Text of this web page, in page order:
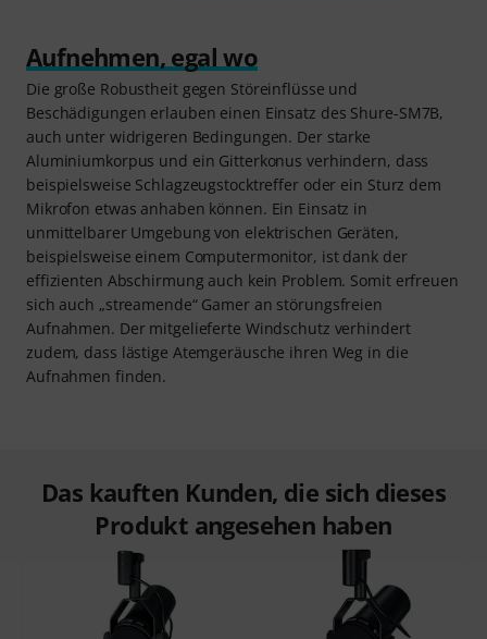
Aufnehmen, egal wo
Die große Robustheit gegen Störeinflüsse und
Beschädigungen erlauben einen Einsatz des Shure-SM7B,
auch unter widrigeren Bedingungen. Der starke
Aluminiumkorpus und ein Gitterkonus verhindern, dass
beispielsweise Schlagzeugstocktreffer oder ein Sturz dem
Mikrofon etwas anhaben können. Ein Einsatz in
unmittelbarer Umgebung von elektrischen Geräten,
beispielsweise einem Computermonitor, ist dank der
effizienten Abschirmung auch kein Problem. Somit erfreuen
sich auch „streamende“ Gamer an störungsfreien
Aufnahmen. Der mitgelieferte Windschutz verhindert
zudem, dass lästige Atemgeräusche ihren Weg in die
Aufnahmen finden.
Das kauften Kunden, die sich dieses
Produkt angesehen haben